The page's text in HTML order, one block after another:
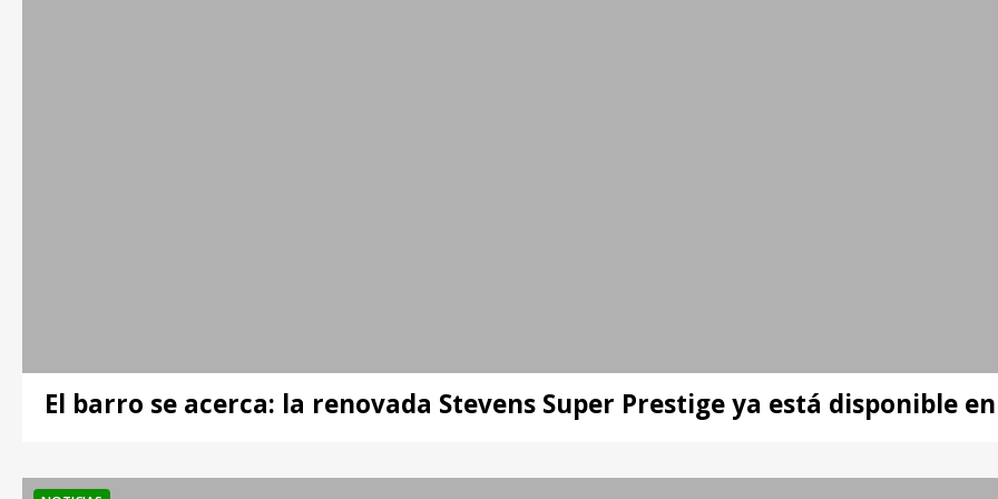
El barro se acerca: la renovada Stevens Super Prestige ya está disponible en